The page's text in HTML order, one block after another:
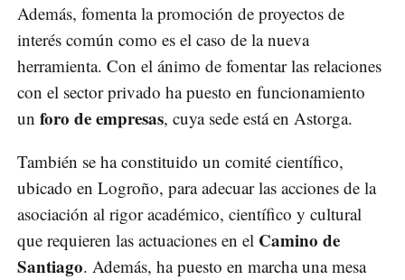
Además, fomenta la promoción de proyectos de
interés común como es el caso de la nueva
herramienta. Con el ánimo de fomentar las relaciones
con el sector privado ha puesto en funcionamiento
un foro de empresas, cuya sede está en Astorga.
También se ha constituido un comité científico,
ubicado en Logroño, para adecuar las acciones de la
asociación al rigor académico, científico y cultural
que requieren las actuaciones en el Camino de
Santiago. Además, ha puesto en marcha una mesa